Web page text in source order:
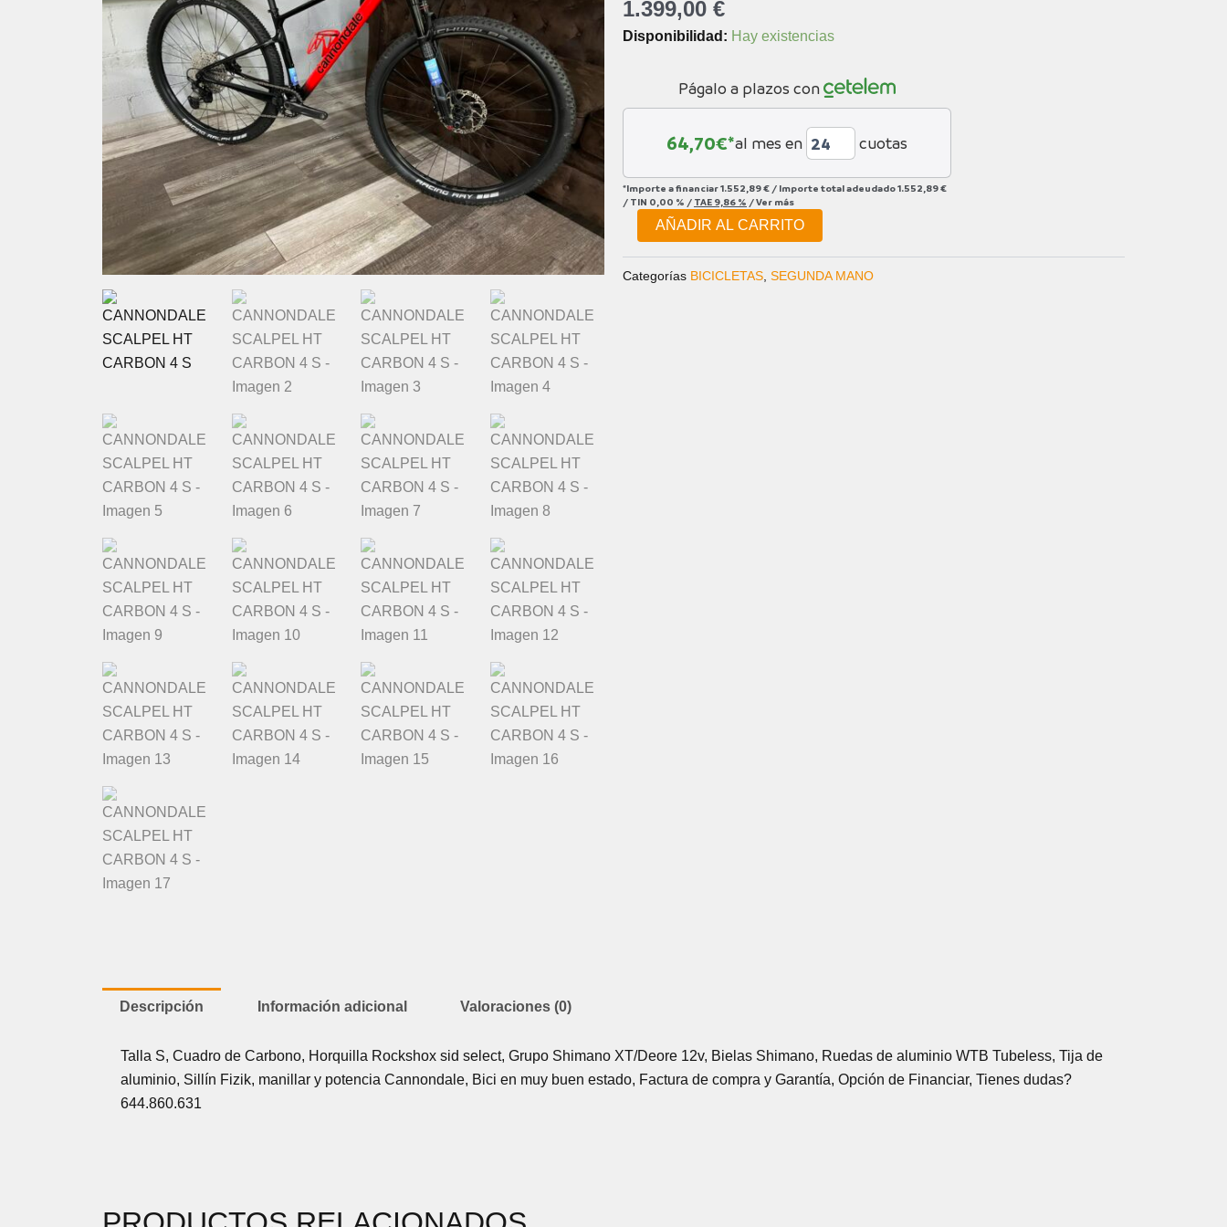
1.399,00 €
Disponibilidad: Hay existencias
Págalo a plazos con
64,70€*al mes en cuotas
*Importe a financiar1.552,89 € / Importe total adeudado1.552,89 €
/ TIN 0,00 % / TAE 9,86 % /Ver más
CANNONDALE
4
cantidad
AÑADIR AL CARRITO
Categorías BICICLETAS, SEGUNDA MANO
Descripción Información adicional Valoraciones (0)
Talla S, Cuadro de Carbono, Horquilla Rockshox sid select, Grupo Shimano XT/Deore 12v, Bielas Shimano, Ruedas de aluminio WTB Tubeless, Tija de
aluminio, Sillín Fizik, manillar y potencia Cannondale, Bici en muy buen estado, Factura de compra y Garantía, Opción de Financiar, Tienes dudas?
644.860.631